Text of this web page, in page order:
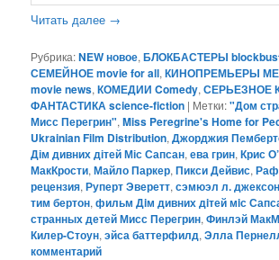
Читать далее →
Рубрика:NEW новое,БЛОКБАСТЕРЫ
СЕМЕЙНОЕ movie for all,КИНОПРЕМЬЕРЫ
movie news,КОМЕДИИ Comedy,СЕРЬЕЗНОЕ
ФАНТАСТИКА science-fiction | Метки:"Дом
Мисс Перегрин",Miss Peregrine's Home for
Ukrainian Film Distribution,Джорджия
Дім дивних дітей Міс Сапсан,ева грин,Крис
МакКрости,Майло Паркер,Пикси Дейвис,
рецензия,Руперт Эверетт,сэмюэл л. джексон
тим бертон,фильм Дiм дивних дiтей мiс
странных детей Мисс Перегрин,Финлэй
Килер-Стоун,эйса баттерфилд,Элла
комментарий